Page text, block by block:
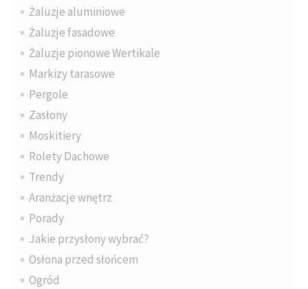
Żaluzje aluminiowe
Żaluzje fasadowe
Żaluzje pionowe Wertikale
Markizy tarasowe
Pergole
Zasłony
Moskitiery
Rolety Dachowe
Trendy
Aranżacje wnętrz
Porady
Jakie przysłony wybrać?
Osłona przed słońcem
Ogród